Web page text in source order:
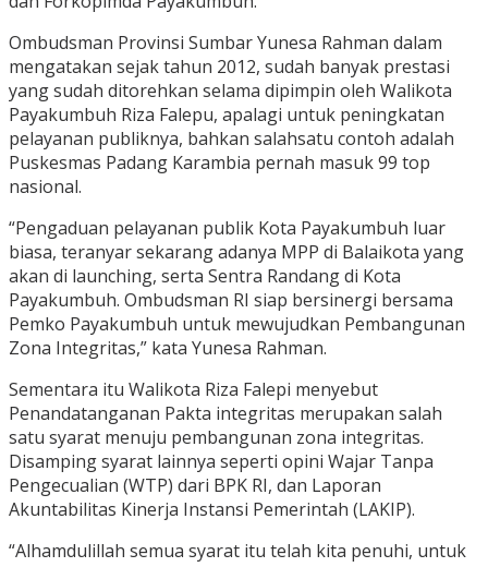
Ombudsman Provinsi Sumbar Yunesa Rahman dalam
mengatakan sejak tahun 2012, sudah banyak prestasi
yang sudah ditorehkan selama dipimpin oleh Walikota
Payakumbuh Riza Falepu, apalagi untuk peningkatan
pelayanan publiknya, bahkan salahsatu contoh adalah
Puskesmas Padang Karambia pernah masuk 99 top
nasional.
“Pengaduan pelayanan publik Kota Payakumbuh luar
biasa, teranyar sekarang adanya MPP di Balaikota yang
akan di launching, serta Sentra Randang di Kota
Payakumbuh. Ombudsman RI siap bersinergi bersama
Pemko Payakumbuh untuk mewujudkan Pembangunan
Zona Integritas,” kata Yunesa Rahman.
Sementara itu Walikota Riza Falepi menyebut
Penandatanganan Pakta integritas merupakan salah
satu syarat menuju pembangunan zona integritas.
Disamping syarat lainnya seperti opini Wajar Tanpa
Pengecualian (WTP) dari BPK RI, dan Laporan
Akuntabilitas Kinerja Instansi Pemerintah (LAKIP).
“Alhamdulillah semua syarat itu telah kita penuhi, untuk